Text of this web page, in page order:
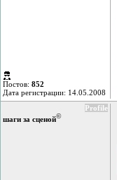
Постов: 852
Дата регистрации: 14.05.2008
Profile
шаги за сценой©